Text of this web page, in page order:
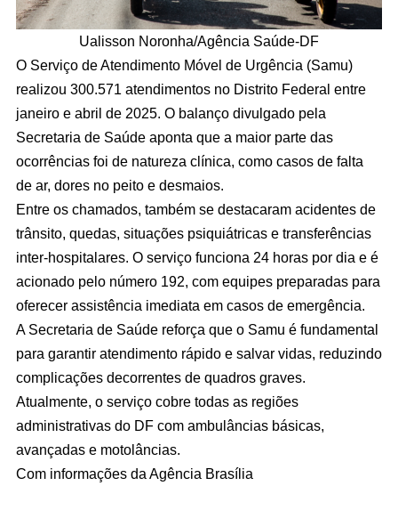
Ualisson Noronha/Agência Saúde-DF
O Serviço de Atendimento Móvel de Urgência (Samu)
realizou 300.571 atendimentos no Distrito Federal entre
janeiro e abril de 2025. O balanço divulgado pela
Secretaria de Saúde aponta que a maior parte das
ocorrências foi de natureza clínica, como casos de falta
de ar, dores no peito e desmaios.
Entre os chamados, também se destacaram acidentes de
trânsito, quedas, situações psiquiátricas e transferências
inter-hospitalares. O serviço funciona 24 horas por dia e é
acionado pelo número 192, com equipes preparadas para
oferecer assistência imediata em casos de emergência.
A Secretaria de Saúde reforça que o Samu é fundamental
para garantir atendimento rápido e salvar vidas, reduzindo
complicações decorrentes de quadros graves.
Atualmente, o serviço cobre todas as regiões
administrativas do DF com ambulâncias básicas,
avançadas e motolâncias.
Com informações da Agência Brasília